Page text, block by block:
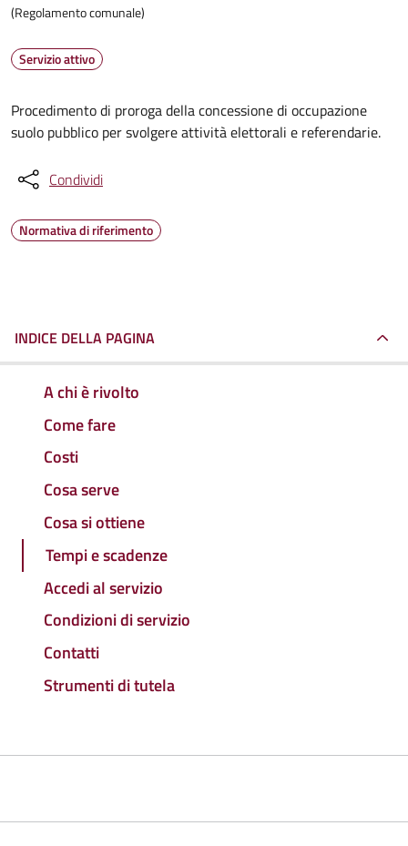
(Regolamento comunale)
Servizio attivo
Procedimento di proroga della concessione di occupazione
suolo pubblico per svolgere attività elettorali e referendarie.
Condividi
Normativa di riferimento
INDICE DELLA PAGINA
A chi è rivolto
Come fare
Costi
Cosa serve
Cosa si ottiene
Tempi e scadenze
Accedi al servizio
Condizioni di servizio
Contatti
Strumenti di tutela